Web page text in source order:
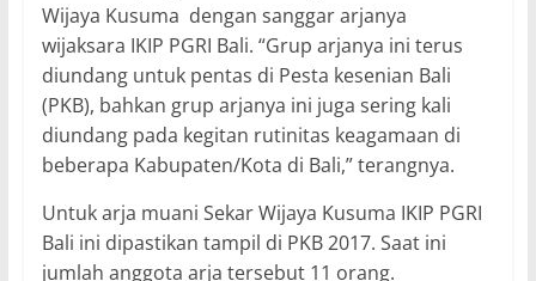
Wijaya Kusuma dengan sanggar arjanya
wijaksara IKIP PGRI Bali. “Grup arjanya ini terus
diundang untuk pentas di Pesta kesenian Bali
(PKB), bahkan grup arjanya ini juga sering kali
diundang pada kegitan rutinitas keagamaan di
beberapa Kabupaten/Kota di Bali,” terangnya.
Untuk arja muani Sekar Wijaya Kusuma IKIP PGRI
Bali ini dipastikan tampil di PKB 2017. Saat ini
jumlah anggota arja tersebut 11 orang.